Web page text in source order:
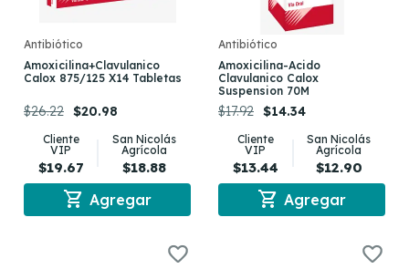
Antibiótico
Amoxicilina+Clavulanico
Calox 875/125 X14 Tabletas
$26.22 $20.98
Cliente
VIP
$19.67
San Nicolás
Agrícola
$18.88
shopping_cart Agregar
Antibiótico
Amoxicilina-Acido
Clavulanico Calox
Suspension 70M
$17.92 $14.34
Cliente
VIP
$13.44
San Nicolás
Agrícola
$12.90
shopping_cart Agregar